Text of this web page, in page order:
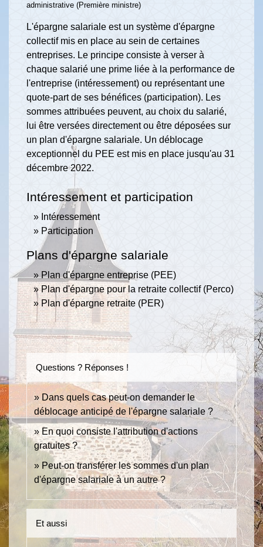
administrative (Première ministre)
L'épargne salariale est un système d'épargne
collectif mis en place au sein de certaines
entreprises. Le principe consiste à verser à
chaque salarié une prime liée à la performance de
l'entreprise (intéressement) ou représentant une
quote-part de ses bénéfices (participation). Les
sommes attribuées peuvent, au choix du salarié,
lui être versées directement ou être déposées sur
un plan d'épargne salariale. Un déblocage
exceptionnel du PEE est mis en place jusqu'au 31
décembre 2022.
Intéressement et participation
Intéressement
Participation
Plans d'épargne salariale
Plan d'épargne entreprise (PEE)
Plan d'épargne pour la retraite collectif (Perco)
Plan d'épargne retraite (PER)
Questions ? Réponses !
Dans quels cas peut-on demander le
déblocage anticipé de l'épargne salariale ?
En quoi consiste l'attribution d'actions
gratuites ?
Peut-on transférer les sommes d'un plan
d'épargne salariale à un autre ?
Et aussi